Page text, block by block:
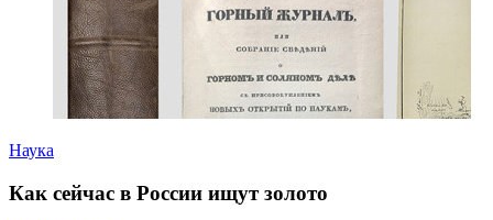
Наука
Как сейчас в России ищут золото